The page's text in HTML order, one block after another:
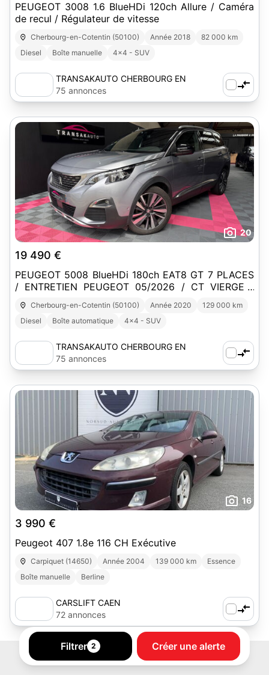
PEUGEOT 3008 1.6 BlueHDi 120ch Allure / Caméra
de recul / Régulateur de vitesse
Cherbourg-en-Cotentin (50100) Année 2018
82 000 km
Diesel
Boîte manuelle 4x4 - SUV
TRANSAKAUTO CHERBOURG EN
COTENTIN
75 annonces
20
19 490 €
PEUGEOT 5008 BlueHDi 180ch EAT8 GT 7 PLACES
/ ENTRETIEN PEUGEOT 05/2026 / CT VIERGE /
SUIVI COMPLET PEUGEOT / ATTELAGE
Cherbourg-en-Cotentin (50100) Année 2020
129 000 km
Diesel
Boîte automatique 4x4 - SUV
TRANSAKAUTO CHERBOURG EN
COTENTIN
75 annonces
16
3 990 €
Peugeot 407 1.8e 116 CH Exécutive
Carpiquet (14650) Année 2004 139 000 km
Essence
Boîte manuelle
Berline
CARSLIFT CAEN
72 annonces
Filtrer 2 Créer une alerte